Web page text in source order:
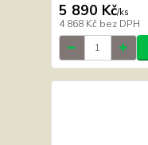
5 890 Kč/ks
4 868 Kč bez DPH